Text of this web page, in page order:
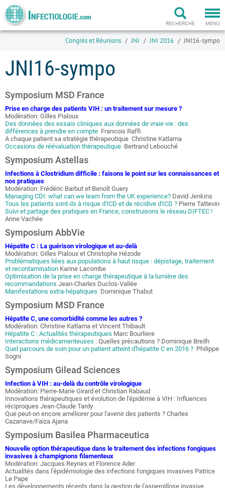
MENU
RECHERCHE
Congrès et Réunions JNI JNI 2016 JNI16-sympo
JNI16-sympo
Symposium MSD France
Prise en charge des patients VIH : un traitement sur mesure ?
Modération: Gilles Pialoux
Des données des essais cliniques aux données de vraie vie : des
différences à prendre en compte Francois Raffi
A chaque patient sa stratégie thérapeutique Christine Katlama
Occasions de réévaluation thérapeutique Bertrand Lebouché
Symposium Astellas
Infections à Clostridium difficile : faisons le point sur les connaissances et
nos pratiques
Modération: Frédéric Barbut et Benoît Guery
Managing CDI: what can we learn from the UK experience? David Jenkins
Tous les patients sont-ils à risque d'ICD et de récidive d'ICD ? Pierre Tattevin
Suivi et partage des pratiques en France, construisons le réseau DIFTEC !
Anne Vachée
Symposium AbbVie
Hépatite C : La guérison virologique et au-delà
Modération: Gilles Pialoux et Christophe Hézode
Problématiques liées aux populations à haut risque : dépistage, traitement
et recontamination Karine Lacombe
Optimisation de la prise en charge thérapeutique à la lumière des
recommandations Jean-Charles Duclos-Vallée
Manifestations extra-hépatiques Dominique Thabut
Symposium MSD France
Hépatite C, une comorbidité comme les autres ?
Modération: Christine Katlama et Vincent Thibault
Hépatite C : Actualités thérapeutiques Marc Bourliere
Interactions médicamenteuses : Quelles précautions ? Dominique Breilh
Quel parcours de soin pour un patient atteint d'hépatite C en 2016 ? Philippe
Sogni
Symposium Gilead Sciences
Infection à VIH : au-delà du contrôle virologique
Modération: Pierre-Marie Girard et Christian Rabaud
Innovations thérapeutiques et évolution de l'épidémie à VIH : Influences
réciproques Jean-Claude Tardy
Que peut-on encore améliorer pour l'avenir des patients ? Charles
Cazanave/Faïza Ajana
Symposium Basilea Pharmaceutica
Nouvelle option thérapeutique dans le traitement des infections fongiques
invasives à champignons filamenteux
Modération: Jacques Reynes et Florence Ader
Actualités dans l'épidémiologie des infections fongiques invasives Patrice
Le Pape
Les développements récents dans la gestion de l'aspergillose invasive